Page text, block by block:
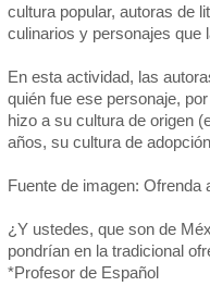
cultura popular, autoras de
culinarios y personajes que
En esta actividad, las
quién fue ese personaje,
hizo a su cultura de origen
años, su cultura de
Fuente de imagen:
¿Y ustedes, que son de
pondrían en la tradicional
*Profesor de Español